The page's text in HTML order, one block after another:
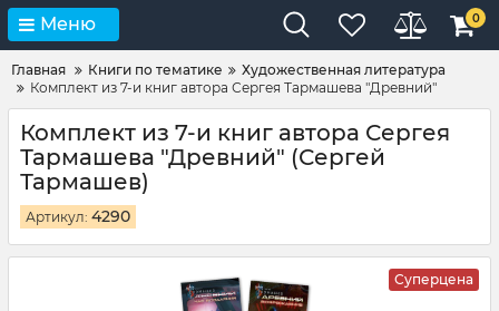
Меню 0
Главная Книги по тематике
Художественная литература
Комплект из 7-и книг автора Сергея Тармашева "Древний"
Комплект из 7-и книг автора Сергея
Тармашева "Древний" (Сергей
Тармашев)
Артикул: 4290
Суперцена